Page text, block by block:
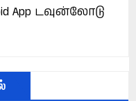
App டவுன்லோடு